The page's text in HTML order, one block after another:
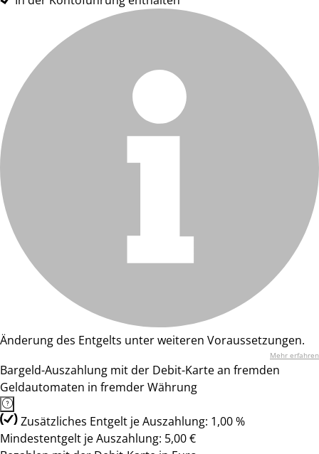
Änderung des Entgelts unter weiteren Voraussetzungen.
Mehr erfahren
Bargeld-Auszahlung mit der Debit-Karte an fremden
Geldautomaten in fremder Währung
Zusätzliches Entgelt je Auszahlung: 1,00 %
Mindestentgelt je Auszahlung: 5,00 €